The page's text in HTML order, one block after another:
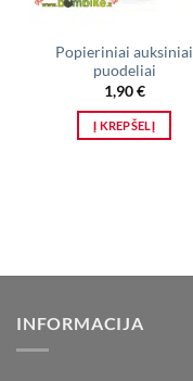
Popieriniai auksiniai
puodeliai
1,90€
Į KREPŠELĮ
INFORMACIJA